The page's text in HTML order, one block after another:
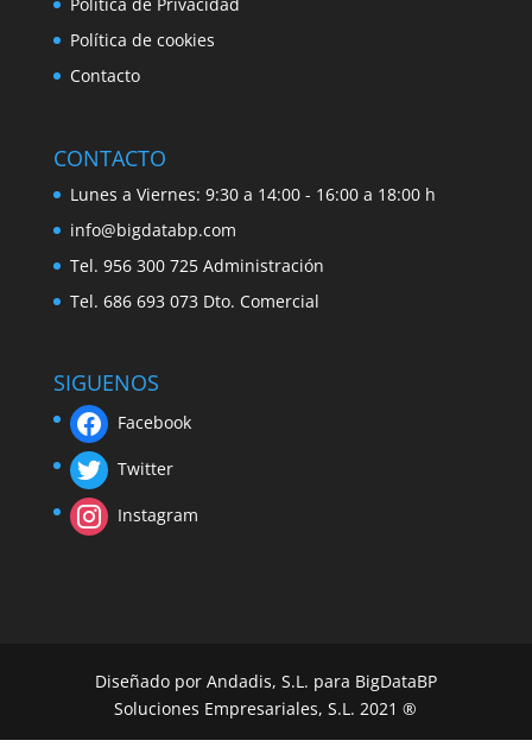
Política de Privacidad
Política de cookies
Contacto
CONTACTO
Lunes a Viernes: 9:30 a 14:00 - 16:00 a 18:00 h
info@bigdatabp.com
Tel. 956 300 725 Administración
Tel. 686 693 073 Dto. Comercial
SIGUENOS
Facebook
Twitter
Instagram
Diseñado por Andadis, S.L. para BigDataBP
Soluciones Empresariales, S.L. 2021 ®